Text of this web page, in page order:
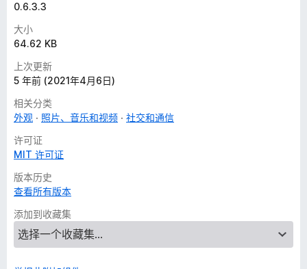
0.6.3.3
大小
64.62 KB
上次更新
5 年前 (2021年4月6日)
相关分类
外观
照片、音乐和视频
社交和通信
许可证
MIT 许可证
版本历史
查看所有版本
添加到收藏集